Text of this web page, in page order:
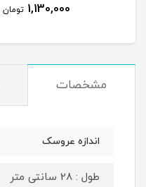
1,130,000 تومان
مشخصات
اندازه عروسک
طول : 28 سانتی متر